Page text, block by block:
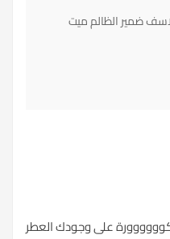
ضمير الظالم ميت
على وجودك العطر